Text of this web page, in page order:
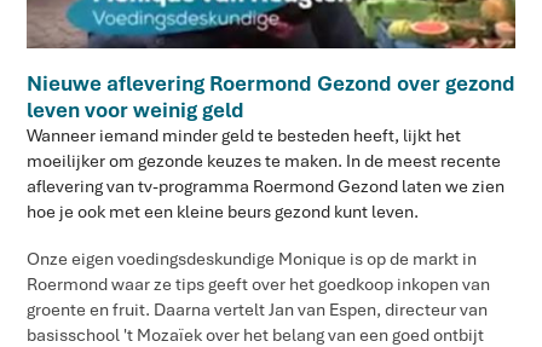
Nieuwe aflevering Roermond Gezond over gezond
leven voor weinig geld
​Wanneer iemand minder geld te besteden heeft, lijkt het
moeilijker om gezonde keuzes te maken. In de meest recente
aflevering van tv-programma Roermond Gezond laten we zien
hoe je ook met een kleine beurs gezond kunt leven.
Onze eigen voedingsdeskundige Monique is op de markt in
Roermond waar ze tips geeft over het goedkoop inkopen van
groente en fruit. Daarna vertelt Jan van Espen, directeur van
basisschool 't Mozaïek over het belang van een goed ontbijt